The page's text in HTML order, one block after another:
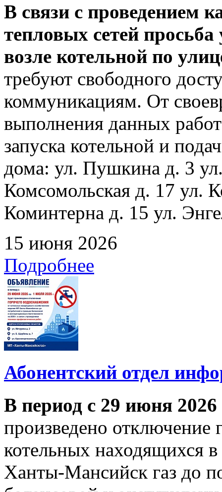
В связи с проведением
тепловых сетей
возле котельной по
требуют свободного
коммуникациям. От
выполнения данных
запуска котельной и
дома: ул. Пушкина д. 3
Комсомольская д. 17 ул.
Коминтерна д. 15 ул.
15 июня 2026
Подробнее
Абонентский отдел
В период с 29 июня
произведено отключение
котельных находящихся
Ханты-Мансийск газ до